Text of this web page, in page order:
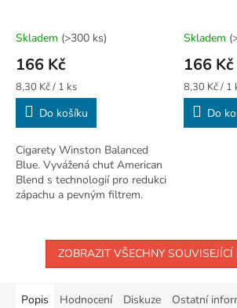
Skladem (>300 ks)
166 Kč
Měrná
cena:
8,30 Kč / 1 ks
Do košíku
Cigarety Winston Balanced
Blue. Vyvážená chuť American
Blend s technologií pro redukci
zápachu a pevným filtrem.
Skladem
166 Kč
Měrná
cena:
8,30 Kč / 1
Do
ZOBRAZIT VŠECHNY SOUVISEJÍCÍ
Popis Hodnocení Diskuze Ostatní